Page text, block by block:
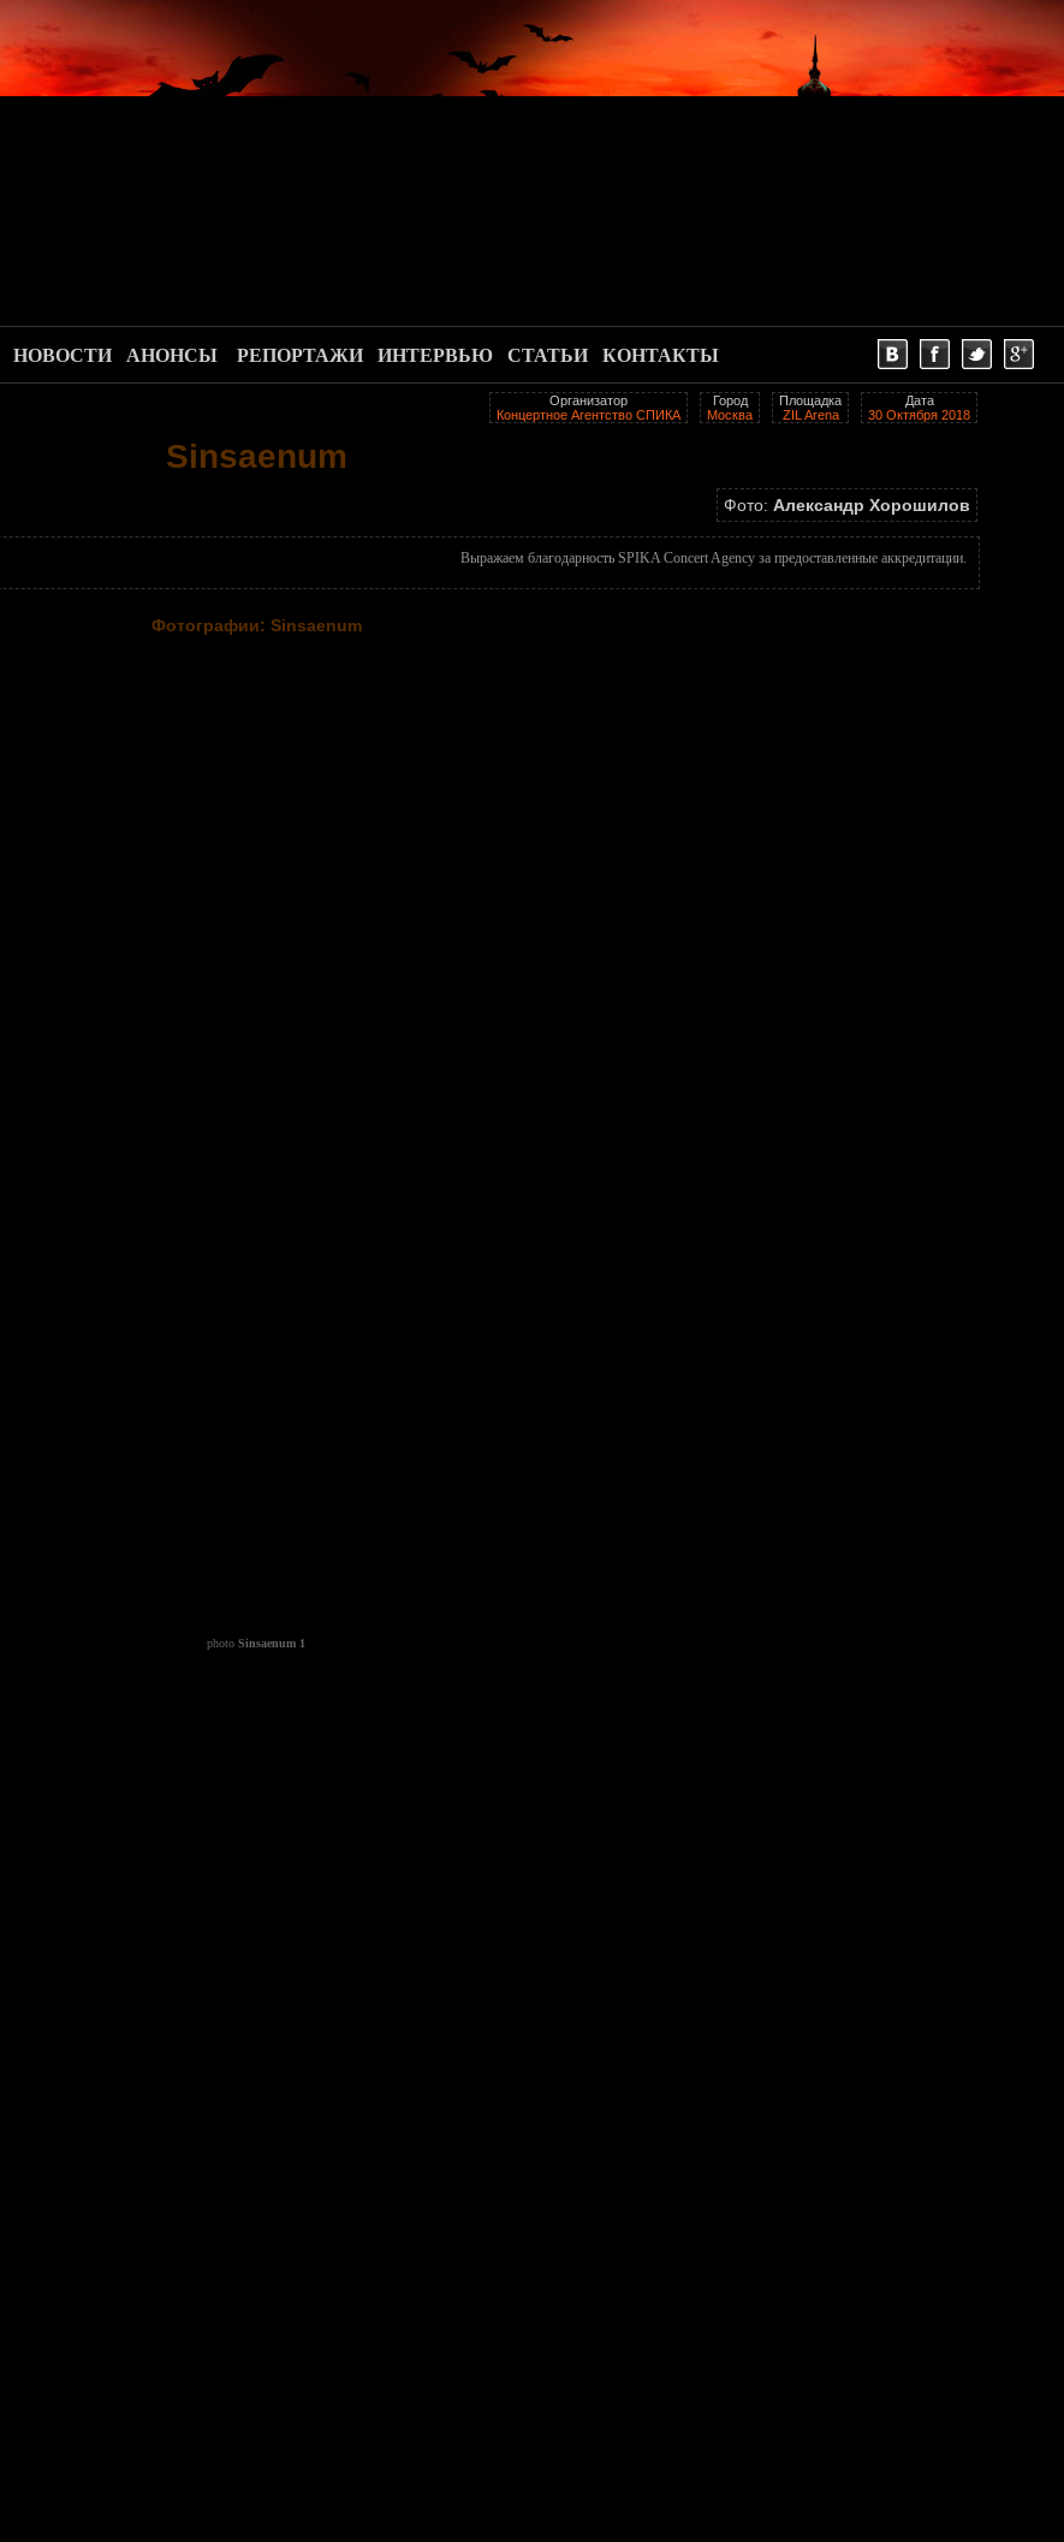
.
НОВОСТИ АНОНСЫ РЕПОРТАЖИ ИНТЕРВЬЮ СТАТЬИ КОНТАКТЫ
Sinsaenum
Дата
30 Октября 2018
Площадка
ZIL Arena
Город
Москва
Организатор
Концертное Агентство СПИКА
Фото: Александр Хорошилов
Выражаем благодарность SPIKA Concert Agency за предоставленные аккредитации.
Фотографии: Sinsaenum
photo Sinsaenum 1